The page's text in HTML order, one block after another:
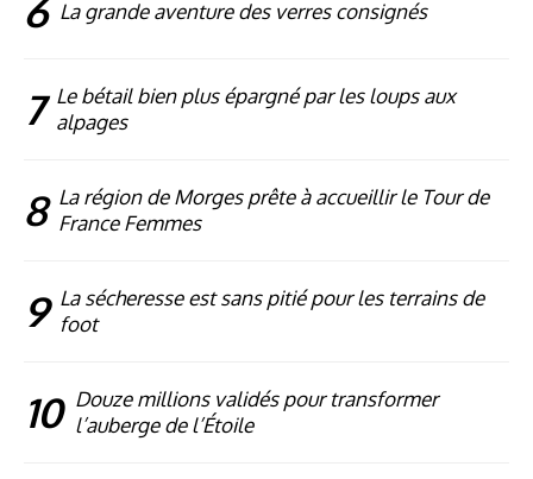
6 La grande aventure des verres consignés
7 Le bétail bien plus épargné par les loups aux
alpages
8 La région de Morges prête à accueillir le Tour de
France Femmes
9 La sécheresse est sans pitié pour les terrains de
foot
10 Douze millions validés pour transformer
l’auberge de l’Étoile